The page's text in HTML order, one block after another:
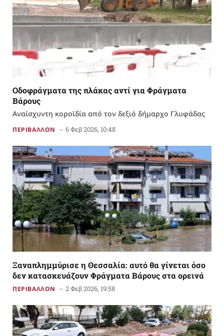
Οδοφράγματα της πλάκας αντί για Φράγματα
Βάρους
Αναίσχυντη κοροϊδία από τον δεξιό δήμαρχο Γλυφάδας
ΠΕΡΙΒΑΛΛΟΝ 6 Φεβ 2026, 10:48
Ξαναπλημμύρισε η Θεσσαλία: αυτό θα γίνεται όσο
δεν κατασκευάζουν Φράγματα Βάρους στα ορεινά
ΠΕΡΙΒΑΛΛΟΝ 2 Φεβ 2026, 19:58